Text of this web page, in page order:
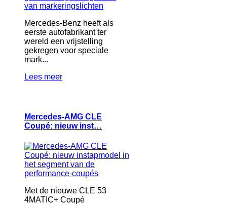
Mercedes-Benz heeft als
eerste autofabrikant ter
wereld een vrijstelling
gekregen voor speciale
mark...
Lees meer
Mercedes-AMG CLE
Coupé: nieuw inst…
Met de nieuwe CLE 53
4MATIC+ Coupé